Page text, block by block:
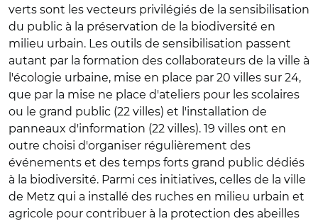
verts sont les vecteurs privilégiés de la sensibilisation
du public à la préservation de la biodiversité en
milieu urbain. Les outils de sensibilisation passent
autant par la formation des collaborateurs de la ville à
l'écologie urbaine, mise en place par 20 villes sur 24,
que par la mise ne place d'ateliers pour les scolaires
ou le grand public (22 villes) et l'installation de
panneaux d'information (22 villes). 19 villes ont en
outre choisi d'organiser régulièrement des
événements et des temps forts grand public dédiés
à la biodiversité. Parmi ces initiatives, celles de la ville
de Metz qui a installé des ruches en milieu urbain et
agricole pour contribuer à la protection des abeilles